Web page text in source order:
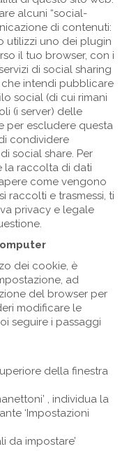
alcuni “social-
di contenuti:
utilizzi uno dei plugin
il tuo browser, con i
di social sharing
intendi pubblicare
social (di cui rimani
(i server) delle
per escludere questa
condividere
social share. Per
la raccolta di dati
come vengono
raccolti e trasmessi, ti
privacy e legale
dei cookie, è
ad
del browser per
modificare le
seguire i passaggi
della finestra
, individua la
‘Impostazioni
da impostare’